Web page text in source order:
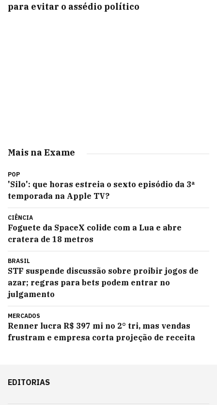
para evitar o assédio político
Mais na Exame
POP
'Silo': que horas estreia o sexto episódio da 3ª
temporada na Apple TV?
CIÊNCIA
Foguete da SpaceX colide com a Lua e abre
cratera de 18 metros
BRASIL
STF suspende discussão sobre proibir jogos de
azar; regras para bets podem entrar no
julgamento
MERCADOS
Renner lucra R$ 397 mi no 2° tri, mas vendas
frustram e empresa corta projeção de receita
EDITORIAS